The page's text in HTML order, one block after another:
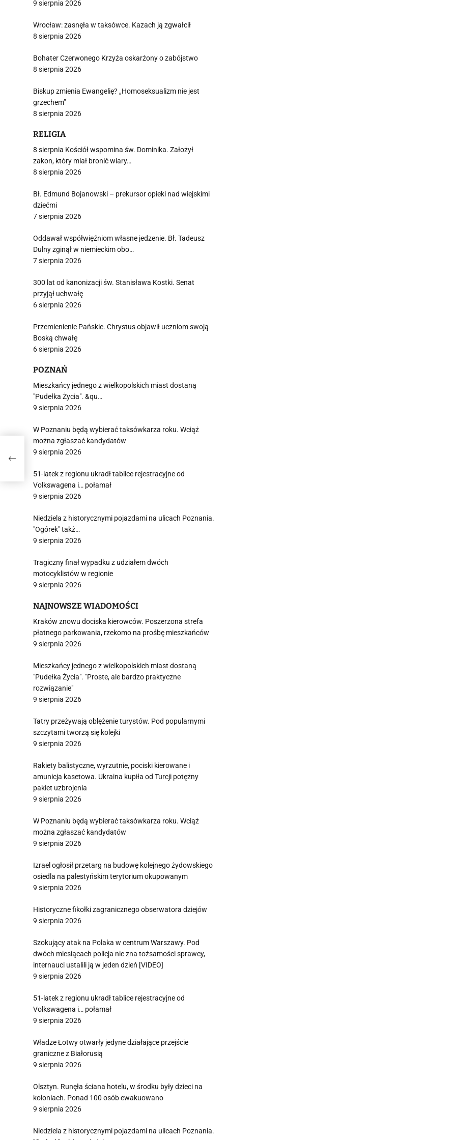
9 sierpnia 2026
Wrocław: zasnęła w taksówce. Kazach ją zgwałcił
8 sierpnia 2026
Bohater Czerwonego Krzyża oskarżony o zabójstwo
8 sierpnia 2026
Biskup zmienia Ewangelię? „Homoseksualizm nie jest
grzechem”
8 sierpnia 2026
RELIGIA
8 sierpnia Kościół wspomina św. Dominika. Założył
zakon, który miał bronić wiary…
8 sierpnia 2026
Bł. Edmund Bojanowski – prekursor opieki nad wiejskimi
dziećmi
7 sierpnia 2026
Oddawał współwięźniom własne jedzenie. Bł. Tadeusz
Dulny zginął w niemieckim obo…
7 sierpnia 2026
300 lat od kanonizacji św. Stanisława Kostki. Senat
przyjął uchwałę
6 sierpnia 2026
Przemienienie Pańskie. Chrystus objawił uczniom swoją
Boską chwałę
6 sierpnia 2026
POZNAŃ
Mieszkańcy jednego z wielkopolskich miast dostaną
"Pudełka Życia". &qu…
9 sierpnia 2026
W Poznaniu będą wybierać taksówkarza roku. Wciąż
można zgłaszać kandydatów
9 sierpnia 2026
51-latek z regionu ukradł tablice rejestracyjne od
Volkswagena i… połamał
9 sierpnia 2026
Niedziela z historycznymi pojazdami na ulicach Poznania.
"Ogórek" takż…
9 sierpnia 2026
Tragiczny finał wypadku z udziałem dwóch
motocyklistów w regionie
9 sierpnia 2026
NAJNOWSZE WIADOMOŚCI
Kraków znowu dociska kierowców. Poszerzona strefa
płatnego parkowania, rzekomo na prośbę mieszkańców
9 sierpnia 2026
Mieszkańcy jednego z wielkopolskich miast dostaną
"Pudełka Życia". "Proste, ale bardzo praktyczne
rozwiązanie"
9 sierpnia 2026
Tatry przeżywają oblężenie turystów. Pod popularnymi
szczytami tworzą się kolejki
9 sierpnia 2026
Rakiety balistyczne, wyrzutnie, pociski kierowane i
amunicja kasetowa. Ukraina kupiła od Turcji potężny
pakiet uzbrojenia
9 sierpnia 2026
W Poznaniu będą wybierać taksówkarza roku. Wciąż
można zgłaszać kandydatów
9 sierpnia 2026
Izrael ogłosił przetarg na budowę kolejnego żydowskiego
osiedla na palestyńskim terytorium okupowanym
9 sierpnia 2026
Historyczne fikołki zagranicznego obserwatora dziejów
9 sierpnia 2026
Szokujący atak na Polaka w centrum Warszawy. Pod
dwóch miesiącach policja nie zna tożsamości sprawcy,
internauci ustalili ją w jeden dzień [VIDEO]
9 sierpnia 2026
51-latek z regionu ukradł tablice rejestracyjne od
Volkswagena i… połamał
9 sierpnia 2026
Władze Łotwy otwarły jedyne działające przejście
graniczne z Białorusią
9 sierpnia 2026
Olsztyn. Runęła ściana hotelu, w środku były dzieci na
koloniach. Ponad 100 osób ewakuowano
9 sierpnia 2026
Niedziela z historycznymi pojazdami na ulicach Poznania.